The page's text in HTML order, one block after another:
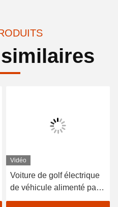
Vidéo
Voiture de golf électrique
de véhicule alimenté par
batterie au lithium 48V